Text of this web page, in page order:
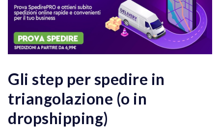
Gli step per spedire in
triangolazione (o in
dropshipping)